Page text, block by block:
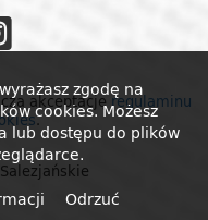
na
akceptacjęregulaminu
.
zgodę na
cookies. Możesz
lub dostępu do plików
Odrzuć